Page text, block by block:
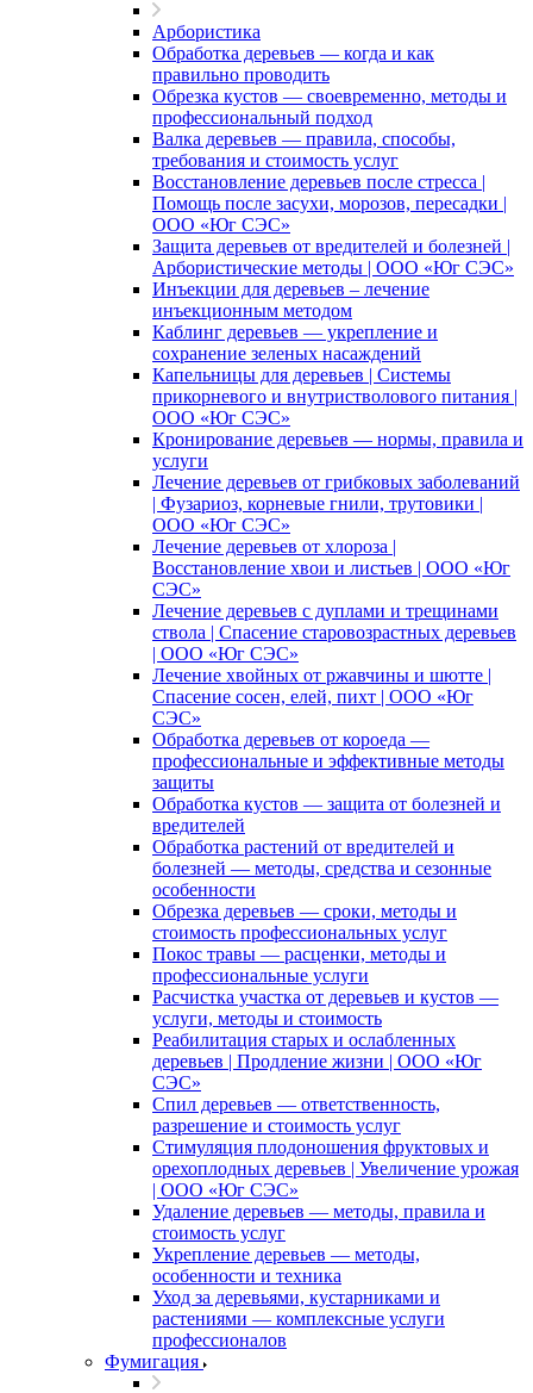
Арбористика
Обработка деревьев — когда и как
правильно проводить
Обрезка кустов — своевременно, методы и
профессиональный подход
Валка деревьев — правила, способы,
требования и стоимость услуг
Восстановление деревьев после стресса |
Помощь после засухи, морозов, пересадки |
ООО «Юг СЭС»
Защита деревьев от вредителей и болезней |
Арбористические методы | ООО «Юг СЭС»
Инъекции для деревьев – лечение
инъекционным методом
Каблинг деревьев — укрепление и
сохранение зеленых насаждений
Капельницы для деревьев | Системы
прикорневого и внутристволового питания |
ООО «Юг СЭС»
Кронирование деревьев — нормы, правила и
услуги
Лечение деревьев от грибковых заболеваний
| Фузариоз, корневые гнили, трутовики |
ООО «Юг СЭС»
Лечение деревьев от хлороза |
Восстановление хвои и листьев | ООО «Юг
СЭС»
Лечение деревьев с дуплами и трещинами
ствола | Спасение старовозрастных деревьев
| ООО «Юг СЭС»
Лечение хвойных от ржавчины и шютте |
Спасение сосен, елей, пихт | ООО «Юг
СЭС»
Обработка деревьев от короеда —
профессиональные и эффективные методы
защиты
Обработка кустов — защита от болезней и
вредителей
Обработка растений от вредителей и
болезней — методы, средства и сезонные
особенности
Обрезка деревьев — сроки, методы и
стоимость профессиональных услуг
Покос травы — расценки, методы и
профессиональные услуги
Расчистка участка от деревьев и кустов —
услуги, методы и стоимость
Реабилитация старых и ослабленных
деревьев | Продление жизни | ООО «Юг
СЭС»
Спил деревьев — ответственность,
разрешение и стоимость услуг
Стимуляция плодоношения фруктовых и
орехоплодных деревьев | Увеличение урожая
| ООО «Юг СЭС»
Удаление деревьев — методы, правила и
стоимость услуг
Укрепление деревьев — методы,
особенности и техника
Уход за деревьями, кустарниками и
растениями — комплексные услуги
профессионалов
Фумигация